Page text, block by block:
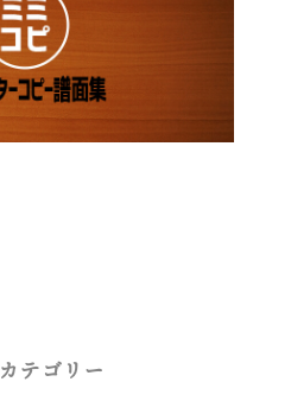
カテゴリー